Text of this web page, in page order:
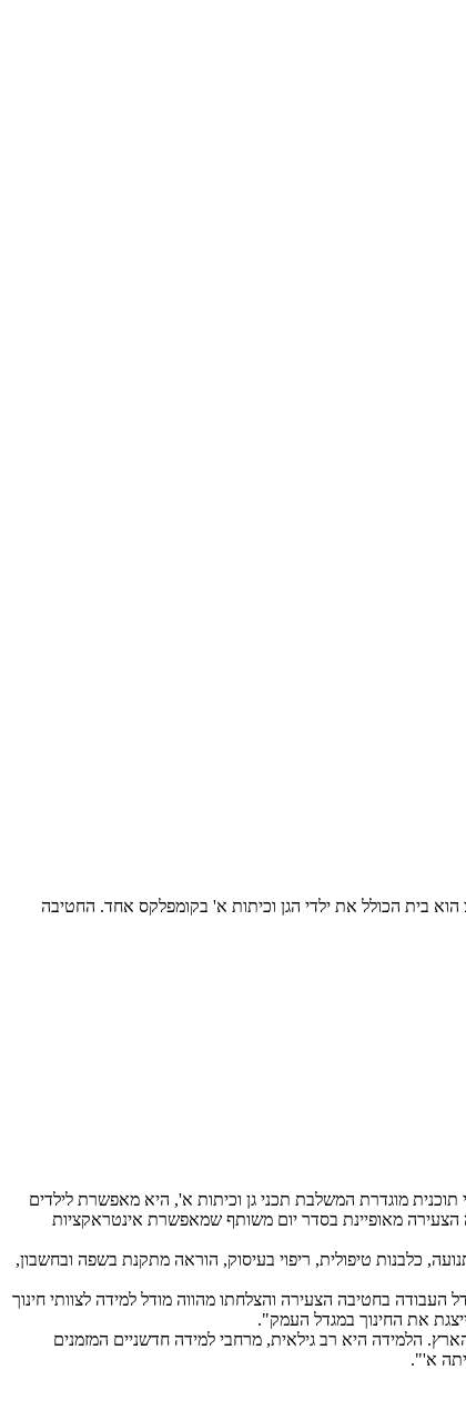
אחד המאפשר חשיפה והקניית כלים של ביה"ס בבית הספר "יגאל אלון" פועלת החטיבה הצעירה כבר 7 שנים. החט"צ הוא בית הכולל את ילדי הגן וכיתות א' בקומפלקס אחד. החטיבה
עובדת עפ"י תוכנית מוגדרת המשלבת תכני גן וכיתות א', היא מאפשרת לילדים
הצעירה מאופיינת בסדר יום משותף שמאפשרת אינטראקציות
כלבנות טיפולית, ריפוי בעיסוק, הוראה מתקנת בשפה ובחשבון,
בחטיבה הצעירה והצלחתו מהווה מודל למידה לצוותי חינוך
את החינוך במגדל העמק".
הלמידה היא רב גילאית, מרחבי למידה חדשניים המזמנים
א'".